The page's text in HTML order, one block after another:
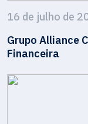
16 de julho de
Grupo Alliance
Financeira